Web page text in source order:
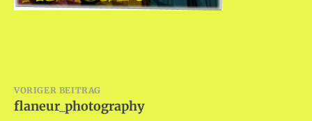
Beitragsnavigation
VORIGER BEITRAG
flaneur_photography